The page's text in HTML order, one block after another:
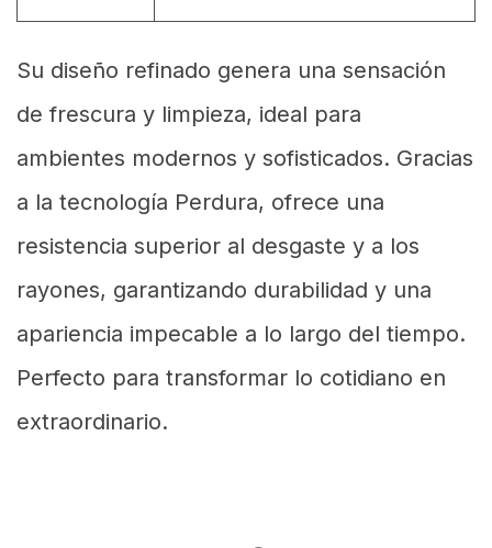
Su diseño refinado genera una sensación
de frescura y limpieza, ideal para
ambientes modernos y sofisticados. Gracias
a la tecnología Perdura, ofrece una
resistencia superior al desgaste y a los
rayones, garantizando durabilidad y una
apariencia impecable a lo largo del tiempo.
Perfecto para transformar lo cotidiano en
extraordinario.